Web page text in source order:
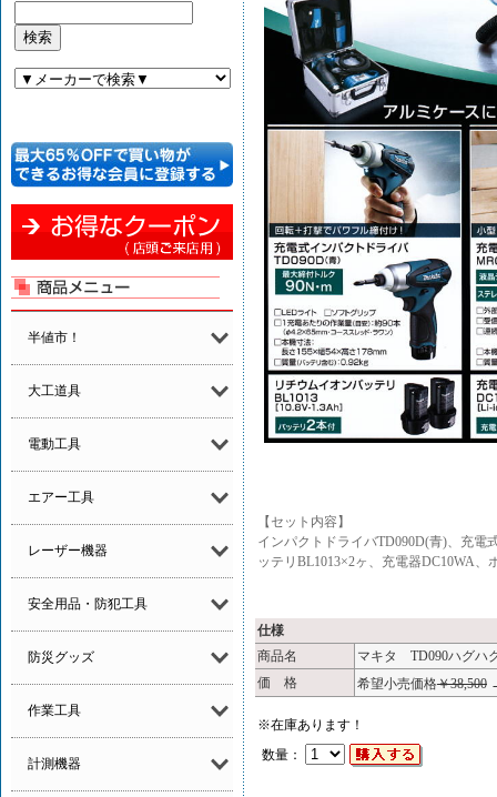
半値市！
大工道具
電動工具
エアー工具
レーザー機器
安全用品・防犯工具
防災グッズ
作業工具
計測機器
【セット内容】
インパクトドライバTD090D(青)、充電
ッテリBL1013×2ヶ、充電器DC10WA
仕様
商品名
マキタ TD090ハグハ
価 格
希望小売価格￥38,500
※在庫あります！
数量：